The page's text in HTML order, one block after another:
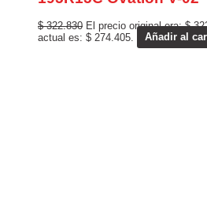
$322.830 El precio original era: $
actual es: $ 274.405.
Añadir al